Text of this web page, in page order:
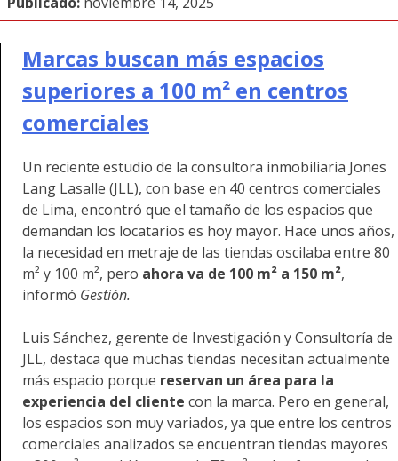
Marcas buscan más espacios
superiores a 100 m² en centros
comerciales
Un reciente estudio de la consultora inmobiliaria Jones
Lang Lasalle (JLL), con base en 40 centros comerciales
de Lima, encontró que el tamaño de los espacios que
demandan los locatarios es hoy mayor. Hace unos años,
la necesidad en metraje de las tiendas oscilaba entre 80
m² y 100 m², pero ahora va de 100 m² a 150 m²,
informó Gestión.
Luis Sánchez, gerente de Investigación y Consultoría de
JLL, destaca que muchas tiendas necesitan actualmente
más espacio porque reservan un área para la
experiencia del cliente con la marca. Pero en general,
los espacios son muy variados, ya que entre los centros
comerciales analizados se encuentran tiendas mayores